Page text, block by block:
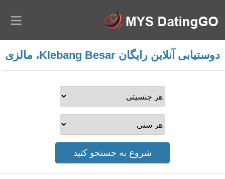
دوستیابی آنلاین رایگان Klebang Besar، مالزی